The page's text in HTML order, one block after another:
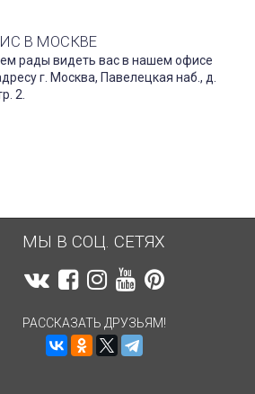
В МОСКВЕ
рады видеть вас в нашем офисе
г. Москва, Павелецкая наб., д.
2.
МЫ В СОЦ. СЕТЯХ
РАССКАЗАТЬ ДРУЗЬЯМ!